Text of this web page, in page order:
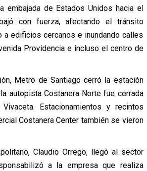
embajada de Estados Unidos hacia el
con fuerza, afectando el tránsito
a edificios cercanos e inundando calles
Providencia e incluso el centro de
Metro de Santiago cerró la estación
autopista Costanera Norte fue cerrada
Estacionamientos y recintos
Costanera Center también se vieron
Claudio Orrego, llegó al sector
a la empresa que realiza